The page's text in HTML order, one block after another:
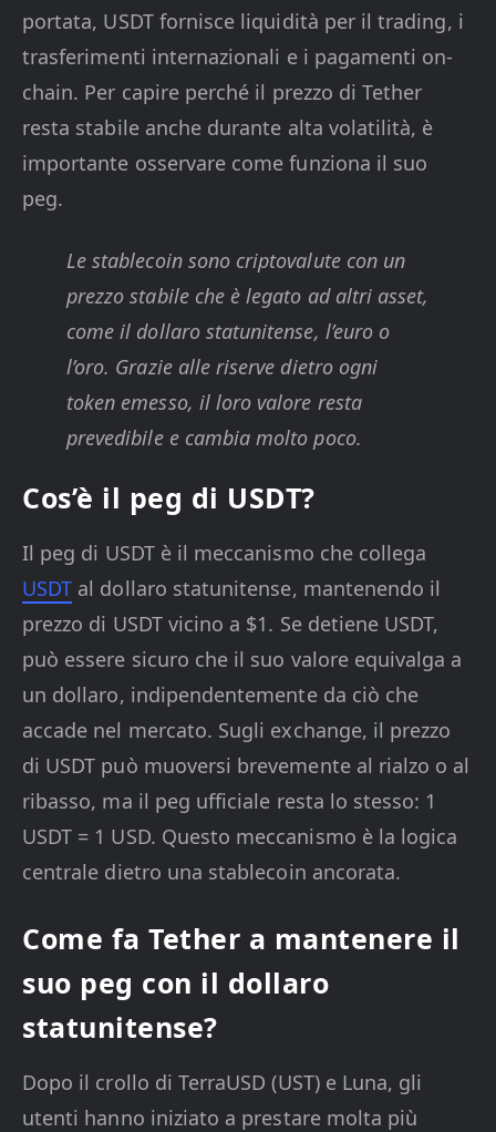
portata, USDT fornisce liquidità per il trading, i
trasferimenti internazionali e i pagamenti on-
chain. Per capire perché il prezzo di Tether
resta stabile anche durante alta volatilità, è
importante osservare come funziona il suo
peg.
Le stablecoin sono criptovalute con un
prezzo stabile che è legato ad altri asset,
come il dollaro statunitense, l’euro o
l’oro. Grazie alle riserve dietro ogni
token emesso, il loro valore resta
prevedibile e cambia molto poco.
Cos’è il peg di USDT?
Il peg di USDT è il meccanismo che collega
USDT al dollaro statunitense, mantenendo il
prezzo di USDT vicino a $1. Se detiene USDT,
può essere sicuro che il suo valore equivalga a
un dollaro, indipendentemente da ciò che
accade nel mercato. Sugli exchange, il prezzo
di USDT può muoversi brevemente al rialzo o al
ribasso, ma il peg ufficiale resta lo stesso: 1
USDT = 1 USD. Questo meccanismo è la logica
centrale dietro una stablecoin ancorata.
Come fa Tether a mantenere il
suo peg con il dollaro
statunitense?
Dopo il crollo di TerraUSD (UST) e Luna, gli
utenti hanno iniziato a prestare molta più